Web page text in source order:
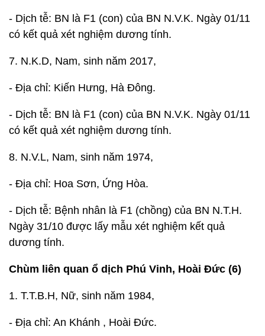
- Dịch tễ: BN là F1 (con) của BN N.V.K. Ngày 01/11
có kết quả xét nghiệm dương tính.
7. N.K.D, Nam, sinh năm 2017,
- Địa chỉ: Kiến Hưng, Hà Đông.
- Dịch tễ: BN là F1 (con) của BN N.V.K. Ngày 01/11
có kết quả xét nghiệm dương tính.
8. N.V.L, Nam, sinh năm 1974,
- Địa chỉ: Hoa Sơn, Ứng Hòa.
- Dịch tễ: Bệnh nhân là F1 (chồng) của BN N.T.H.
Ngày 31/10 được lấy mẫu xét nghiệm kết quả
dương tính.
Chùm liên quan ổ dịch Phú Vinh, Hoài Đức (6)
1. T.T.B.H, Nữ, sinh năm 1984,
- Địa chỉ: An Khánh , Hoài Đức.